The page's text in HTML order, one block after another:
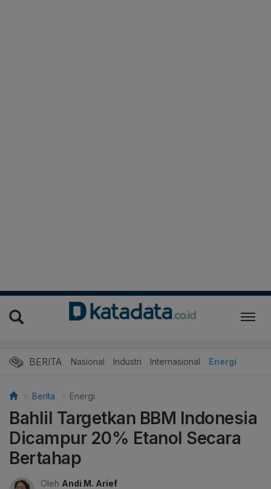
BERITA Nasional Industri Internasional Energi
Berita Energi
Bahlil Targetkan BBM Indonesia
Dicampur 20% Etanol Secara
Bertahap
Oleh Andi M. Arief